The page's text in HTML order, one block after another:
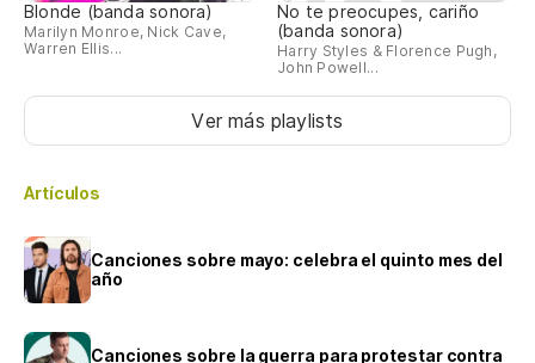
Blonde (banda sonora)
Marilyn Monroe, Nick Cave,
Warren Ellis...
No te preocupes, cariño
(banda sonora)
Harry Styles & Florence Pugh,
John Powell...
Ver más playlists
Artículos
Canciones sobre mayo: celebra el quinto mes del
año
Canciones sobre la guerra para protestar contra